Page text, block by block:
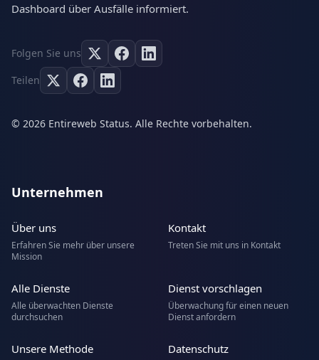
Dashboard über Ausfälle informiert.
Folgen Sie uns
Teilen
© 2026 Entireweb Status. Alle Rechte vorbehalten.
Unternehmen
Über uns
Erfahren Sie mehr über unsere
Mission
Kontakt
Treten Sie mit uns in Kontakt
Alle Dienste
Alle überwachten Dienste
durchsuchen
Dienst vorschlagen
Überwachung für einen neuen
Dienst anfordern
Unsere Methode Datenschutz